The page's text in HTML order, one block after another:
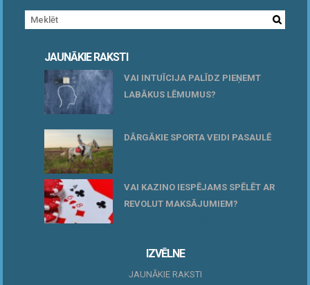
JAUNĀKIE RAKSTI
VAI INTUĪCIJA PALĪDZ PIEŅEMT
LABĀKUS LĒMUMUS?
DĀRGĀKIE SPORTA VEIDI PASAULĒ
VAI KAZINO IESPĒJAMS SPĒLĒT AR
REVOLUT MAKSĀJUMIEM?
IZVĒLNE
JAUNĀKIE RAKSTI